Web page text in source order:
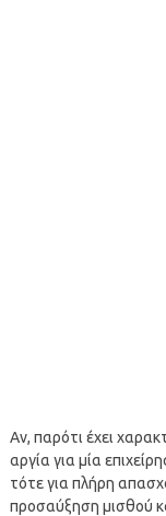
Αν, παρότι έχει
αργία για μία
τότε για πλήρη
προσαύξηση μισθού